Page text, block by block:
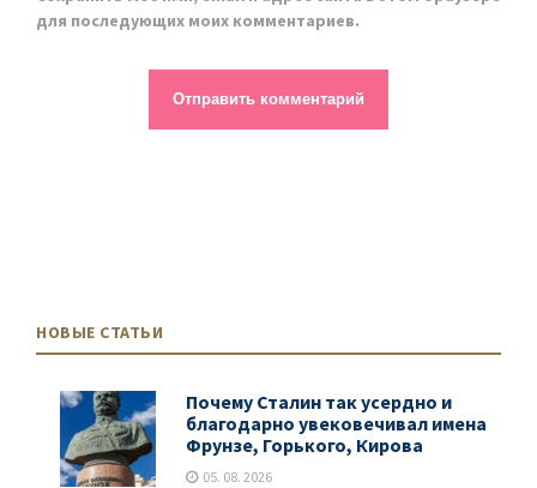
для последующих моих комментариев.
НОВЫЕ СТАТЬИ
Почему Сталин так усердно и
благодарно увековечивал имена
Фрунзе, Горького, Кирова
05. 08. 2026